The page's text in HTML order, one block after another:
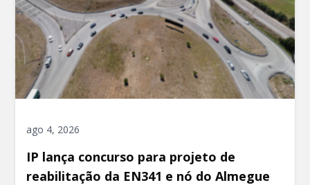
ago 4, 2026
IP lança concurso para projeto de
reabilitação da EN341 e nó do Almegue